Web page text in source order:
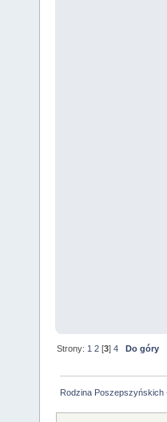
Strony: 1 2 [3]4 Do góry
Rodzina Poszepszyńskich